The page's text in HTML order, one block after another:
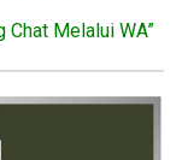
Chat Melalui WA”